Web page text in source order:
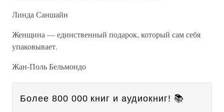
Линда Саншайн
Женщина — единственный подарок, который сам себя
упаковывает.
Жан-Поль Бельмондо
Более 800 000 книг и аудиокниг! 📚